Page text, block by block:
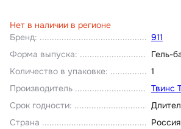
Бренд:
911
Форма выпуска:
Гель-
Количество в упаковке:
1
Производитель
Твинс
Срок годности:
Страна
Россия
Нет в наличии в регионе